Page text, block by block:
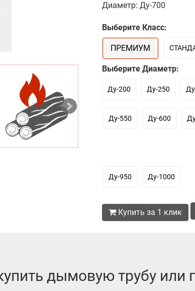
Диаметр: Ду-700
Выберите Класс:
ПРЕМИУМ
Выберите Диаметр:
Ду-200 Ду-250
Ду-550 Ду-600
Ду-950 Ду-1000
Купить за 1 клик
дымовую трубу или